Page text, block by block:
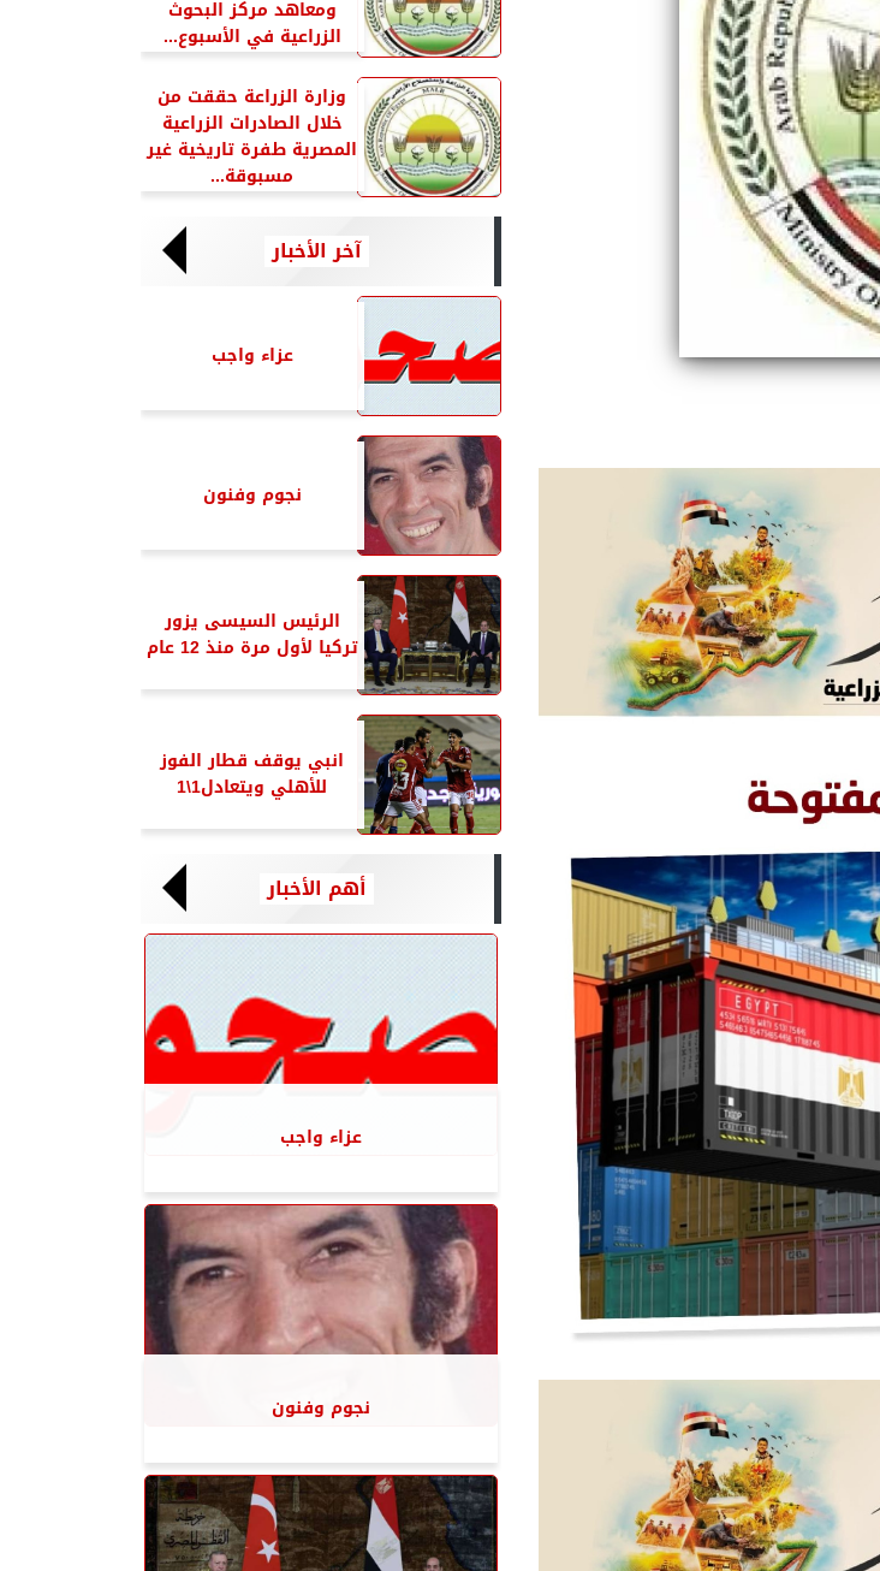
ومعاهد مركز البحوث
الزراعية في الأسبوع...
وزارة الزراعة حققت من
خلال الصادرات الزراعية
المصرية طفرة تاريخية غير
مسبوقة...
آخر الأخبار
عزاء واجب
نجوم وفنون
الرئيس السيسى يزور
تركيا لأول مرة منذ 12 عام
انبي يوقف قطار الفوز
للأهلي ويتعادل1\1
أهم الأخبار
عزاء واجب
نجوم وفنون